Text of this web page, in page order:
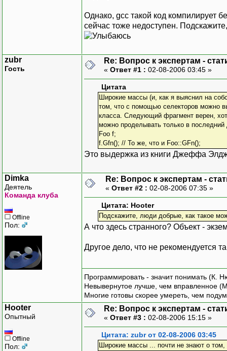
Однако, gcc такой код компилирует
сейчас тоже недоступен.
zubr
Гость
Re: Вопрос к экспертам -
« Ответ #1 : 02-08-2006 03:45 »
Цитата
Широкие массы (и, как я выяснил на
том, что с помощью селекторов можно
класса. Следующий фрагмент верен,
можно проделывать только в
Foo f;
f.Gfn(); // То же, что и Foo::GFn();
Это выдержка из книги Джеффа
Dimka
Деятель
Команда клуба
Offline
Пол:
Re: Вопрос к экспертам -
« Ответ #2 : 02-08-2006 07:35 »
Цитата: Hooter
Подскажите, люди добрые, как такое
А что здесь странного? Объект -
Другое дело, что не рекомендуется
Программировать - значит понимать (К.
Невывернутое лучше, чем вправленное
Многие готовы скорее умереть, чем
Hooter
Опытный
Offline
Пол:
Re: Вопрос к экспертам -
« Ответ #3 : 02-08-2006 15:15 »
Цитата: zubr от 02-08-2006 03:45
Широкие массы ... почти не знают о том,